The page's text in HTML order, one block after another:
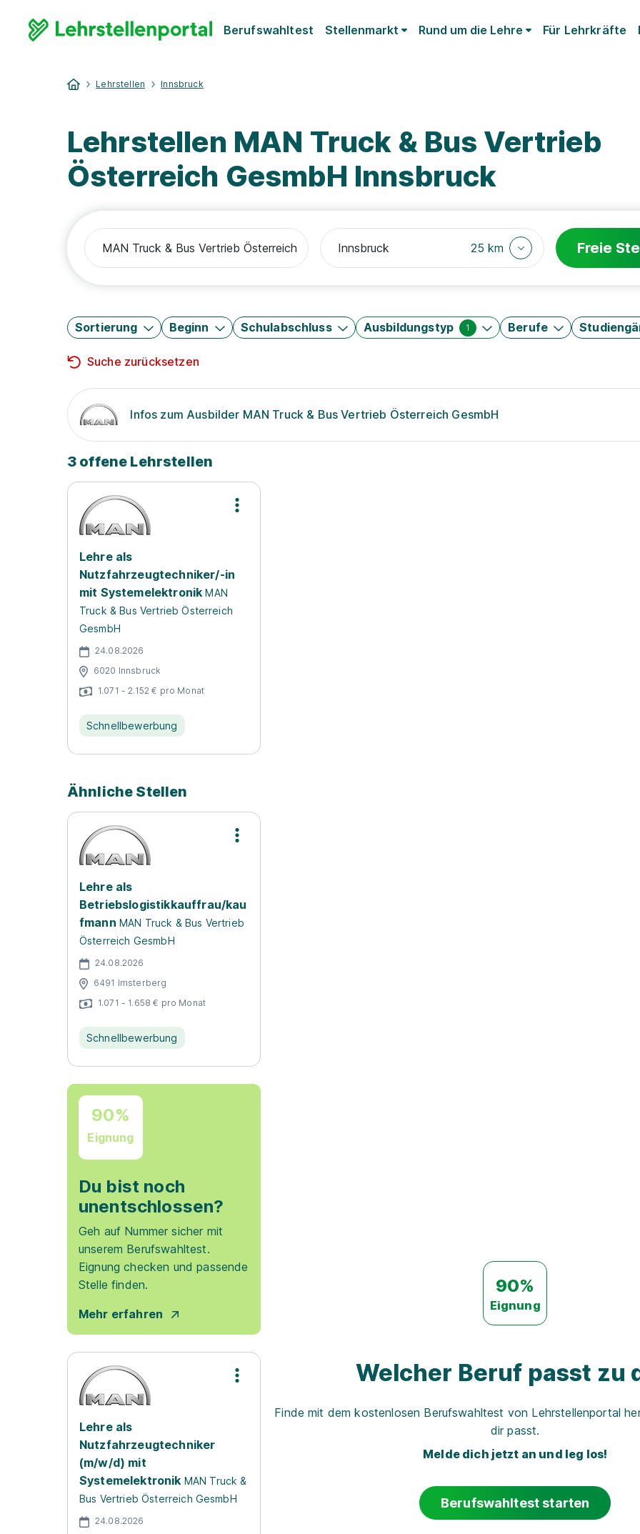
Berufswahltest Stellenmarkt Rund um die Lehre Für Lehrkräfte
Lehrstellen Innsbruck
Lehrstellen MAN Truck & Bus Vertrieb
Österreich GesmbH Innsbruck
25 km Freie
Sortierung Beginn Schulabschluss Ausbildungstyp 1 Berufe
Suche zurücksetzen
Infos zum Ausbilder MAN Truck & Bus Vertrieb Österreich GesmbH
3 offene Lehrstellen
Lehre als
Nutzfahrzeugtechniker/-in
mit Systemelektronik MAN
Truck & Bus Vertrieb Österreich
GesmbH
24.08.2026
6020 Innsbruck
1.071 - 2.152 € pro Monat
Schnellbewerbung
Ähnliche Stellen
Lehre als
Betriebslogistikkauffrau/kau
fmann MAN Truck & Bus Vertrieb
Österreich GesmbH
24.08.2026
6491 Imsterberg
1.071 - 1.658 € pro Monat
Schnellbewerbung
90%
Eignung
Du bist noch
unentschlossen?
Geh auf Nummer sicher mit
unserem Berufswahltest.
Eignung checken und passende
Stelle finden.
Mehr erfahren
Lehre als
Nutzfahrzeugtechniker
(m/w/d) mit
Systemelektronik MAN Truck &
Bus Vertrieb Österreich GesmbH
24.08.2026
90%
Eignung
Welcher Beruf passt zu
Finde mit dem kostenlosen Berufswahltest von Lehrstellenportal
dir passt.
Melde dich jetzt an und leg los!
Berufswahltest starten